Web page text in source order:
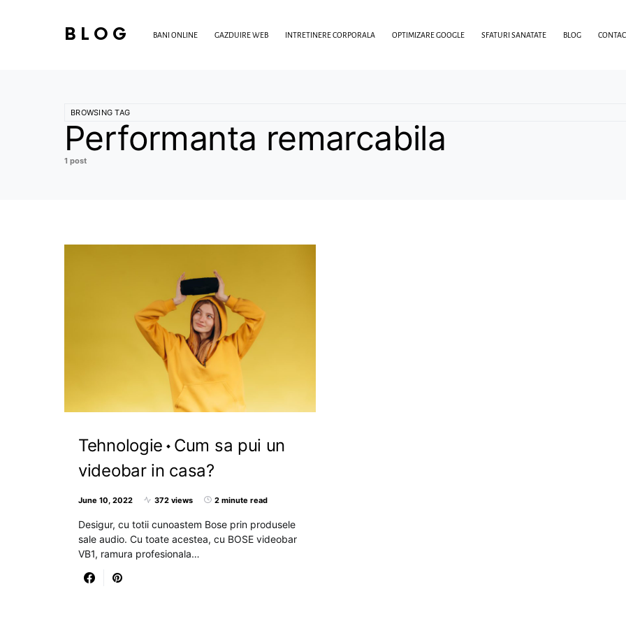
BLOG BANI ONLINE GAZDUIRE WEB INTRETINERE CORPORALA OPTIMIZARE GOOGLE SFATURI SANATATE BLOG
BROWSING TAG
Performanta remarcabila
1 post
Tehnologie
Cum sa pui un
videobar in casa?
June 10, 2022 372 views 2 minute read
Desigur, cu totii cunoastem Bose prin produsele
sale audio. Cu toate acestea, cu BOSE videobar
VB1, ramura profesionala…